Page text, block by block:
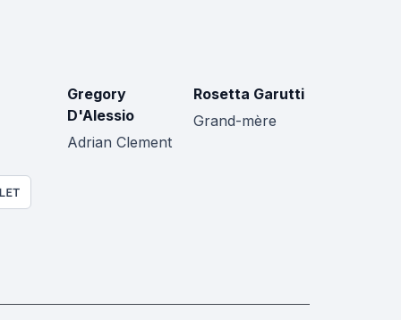
Gregory
D'Alessio
Adrian Clement
Rosetta Garutti
Grand-mère